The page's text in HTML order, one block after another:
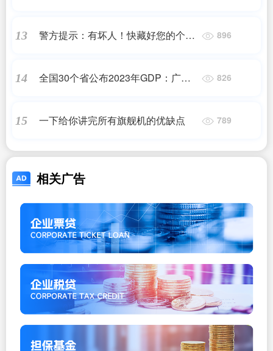
13
警方提示：有坏人！快藏好您的个人
896
14
全国30个省公布2023年GDP：广东
826
15 一下给你讲完所有旗舰机的优缺点 789
相关广告